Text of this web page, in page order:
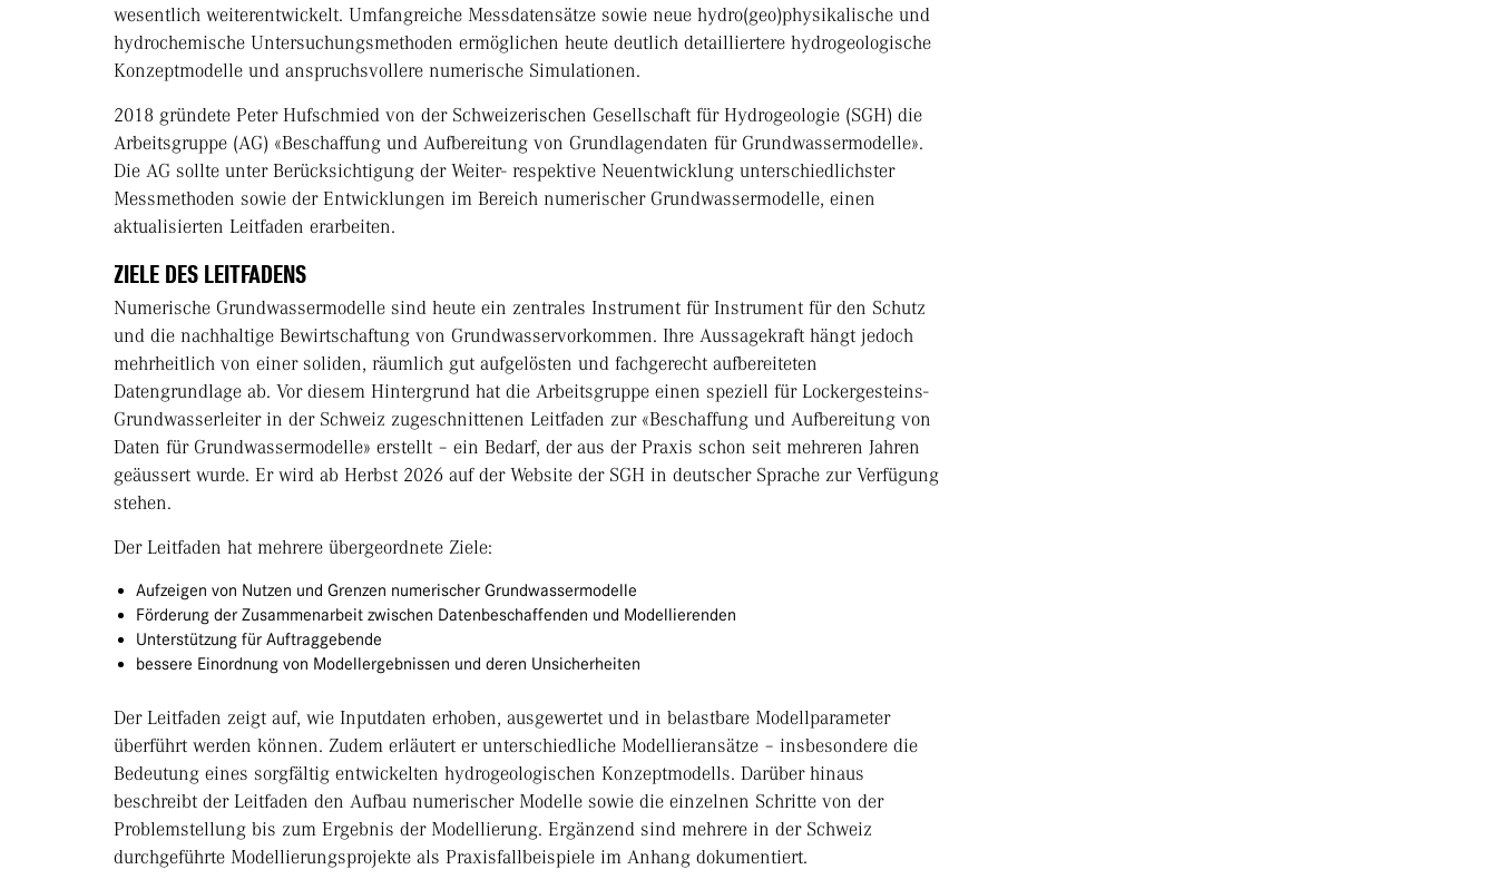
wesentlich weiterentwickelt. Umfangreiche Messdatensätze sowie neue hydro(geo)physikalische und
hydrochemische Untersuchungsmethoden ermöglichen heute deutlich detailliertere hydrogeologische
Konzeptmodelle und anspruchsvollere numerische Simulationen.
2018 gründete Peter Hufschmied von der Schweizerischen Gesellschaft für Hydrogeologie (SGH) die
Arbeitsgruppe (AG) «Beschaffung und Aufbereitung von Grundlagendaten für Grundwassermodelle».
Die AG sollte unter Berücksichtigung der Weiter- respektive Neuentwicklung unterschiedlichster
Messmethoden sowie der Entwicklungen im Bereich numerischer Grundwassermodelle, einen
aktualisierten Leitfaden erarbeiten.
ZIELE DES LEITFADENS
Numerische Grundwassermodelle sind heute ein zentrales Instrument für Instrument für den Schutz
und die nachhaltige Bewirtschaftung von Grundwasservorkommen. Ihre Aussagekraft hängt jedoch
mehrheitlich von einer soliden, räumlich gut aufgelösten und fachgerecht aufbereiteten
Datengrundlage ab. Vor diesem Hintergrund hat die Arbeitsgruppe einen speziell für Lockergesteins-
Grundwasserleiter in der Schweiz zugeschnittenen Leitfaden zur «Beschaffung und Aufbereitung von
Daten für Grundwassermodelle» erstellt – ein Bedarf, der aus der Praxis schon seit mehreren Jahren
geäussert wurde. Er wird ab Herbst 2026 auf der Website der SGH in deutscher Sprache zur Verfügung
stehen.
Der Leitfaden hat mehrere übergeordnete Ziele:
Aufzeigen von Nutzen und Grenzen numerischer Grundwassermodelle
Förderung der Zusammenarbeit zwischen Datenbeschaffenden und Modellierenden
Unterstützung für Auftraggebende
bessere Einordnung von Modellergebnissen und deren Unsicherheiten
Der Leitfaden zeigt auf, wie Inputdaten erhoben, ausgewertet und in belastbare Modellparameter
überführt werden können. Zudem erläutert er unterschiedliche Modellieransätze – insbesondere die
Bedeutung eines sorgfältig entwickelten hydrogeologischen Konzeptmodells. Darüber hinaus
beschreibt der Leitfaden den Aufbau numerischer Modelle sowie die einzelnen Schritte von der
Problemstellung bis zum Ergebnis der Modellierung. Ergänzend sind mehrere in der Schweiz
durchgeführte Modellierungsprojekte als Praxisfallbeispiele im Anhang dokumentiert.